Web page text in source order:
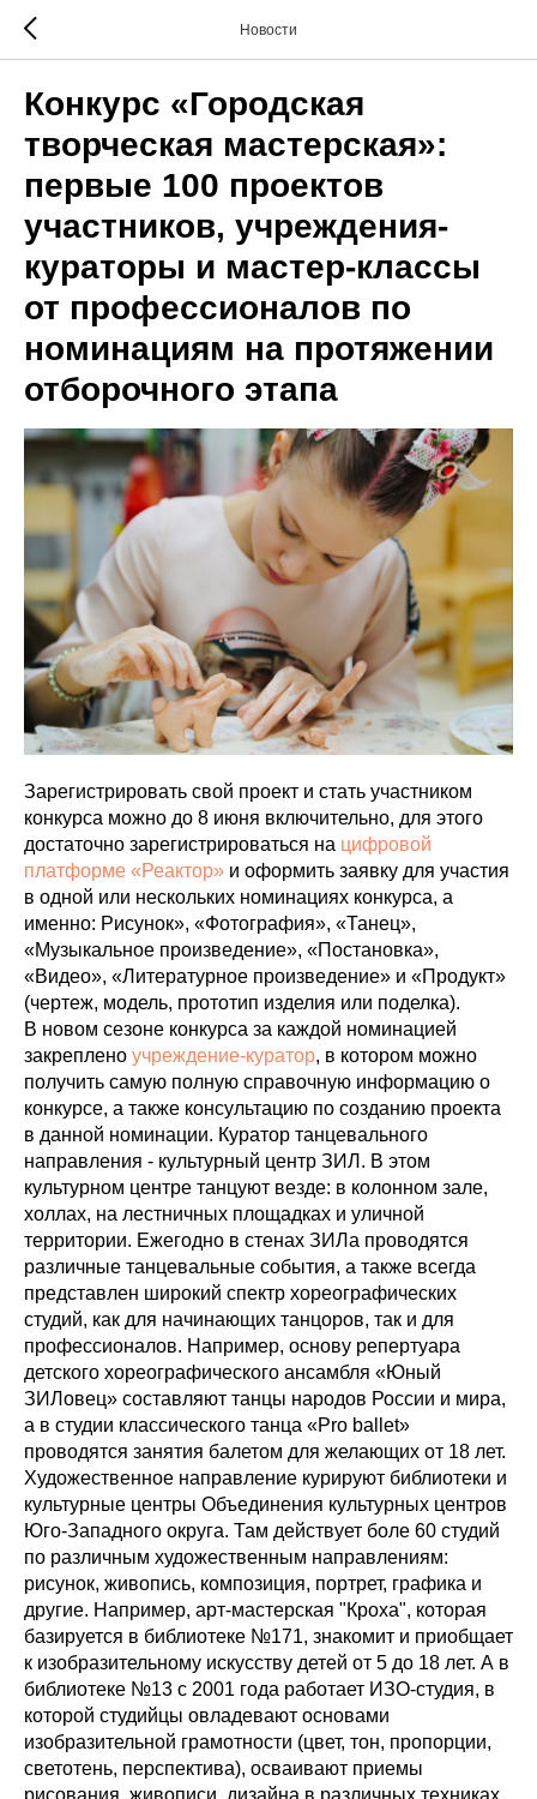
Новости
Конкурс «Городская
творческая мастерская»:
первые 100 проектов
участников, учреждения-
кураторы и мастер-классы
от профессионалов по
номинациям на протяжении
отборочного этапа
Зарегистрировать свой проект и стать участником
конкурса можно до 8 июня включительно, для этого
достаточно зарегистрироваться на цифровой
платформе «Реактор» и оформить заявку для участия
в одной или нескольких номинациях конкурса, а
именно: Рисунок», «Фотография», «Танец»,
«Музыкальное произведение», «Постановка»,
«Видео», «Литературное произведение» и «Продукт»
(чертеж, модель, прототип изделия или поделка).
В новом сезоне конкурса за каждой номинацией
закреплено учреждение-куратор, в котором можно
получить самую полную справочную информацию о
конкурсе, а также консультацию по созданию проекта
в данной номинации. Куратор танцевального
направления - культурный центр ЗИЛ. В этом
культурном центре танцуют везде: в колонном зале,
холлах, на лестничных площадках и уличной
территории. Ежегодно в стенах ЗИЛа проводятся
различные танцевальные события, а также всегда
представлен широкий спектр хореографических
студий, как для начинающих танцоров, так и для
профессионалов. Например, основу репертуара
детского хореографического ансамбля «Юный
ЗИЛовец» составляют танцы народов России и мира,
а в студии классического танца «Pro ballet»
проводятся занятия балетом для желающих от 18 лет.
Художественное направление курируют библиотеки и
культурные центры Объединения культурных центров
Юго-Западного округа. Там действует боле 60 студий
по различным художественным направлениям:
рисунок, живопись, композиция, портрет, графика и
другие. Например, арт-мастерская "Кроха", которая
базируется в библиотеке №171, знакомит и приобщает
к изобразительному искусству детей от 5 до 18 лет. А в
библиотеке №13 с 2001 года работает ИЗО-студия, в
которой студийцы овладевают основами
изобразительной грамотности (цвет, тон, пропорции,
светотень, перспектива), осваивают приемы
рисования, живописи, дизайна в различных техниках,